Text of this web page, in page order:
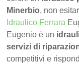
Minerbio, non
Idraulico Ferrara
Eugenio è un
servizi di
competitivi e